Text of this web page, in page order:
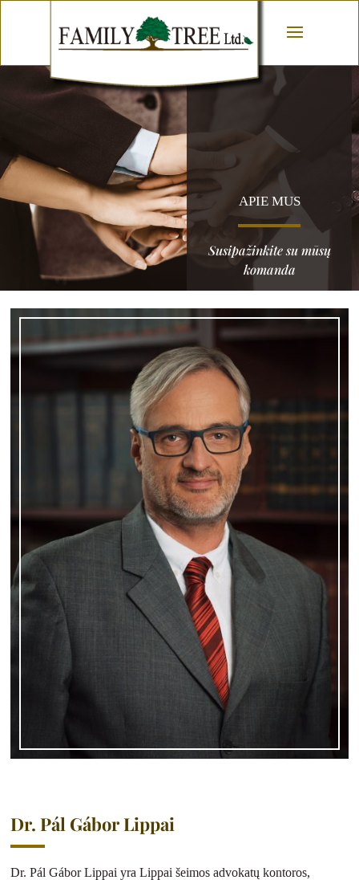
APIE MUS
Susipažinkite su mūsų
komanda
Dr. Pál Gábor Lippai
Dr. Pál Gábor Lippai yra Lippai šeimos advokatų kontoros,